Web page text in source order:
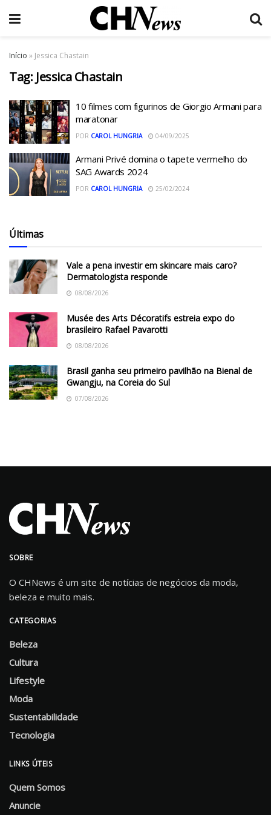
Início » Jessica Chastain
Tag: Jessica Chastain
10 filmes com figurinos de Giorgio Armani para
maratonar
POR CAROL HUNGRIA 04/09/2025
Armani Privé domina o tapete vermelho do
SAG Awards 2024
POR CAROL HUNGRIA 25/02/2024
Últimas
Vale a pena investir em skincare mais caro?
Dermatologista responde
08/08/2026
Musée des Arts Décoratifs estreia expo do
brasileiro Rafael Pavarotti
08/08/2026
Brasil ganha seu primeiro pavilhão na Bienal de
Gwangju, na Coreia do Sul
07/08/2026
SOBRE
O CHNews é um site de notícias de negócios da moda,
beleza e muito mais.
CATEGORIAS
Beleza
Cultura
Lifestyle
Moda
Sustentabilidade
Tecnologia
LINKS ÚTEIS
Quem Somos
Anuncie